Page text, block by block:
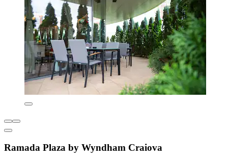
Ramada Plaza by Wyndham Craiova